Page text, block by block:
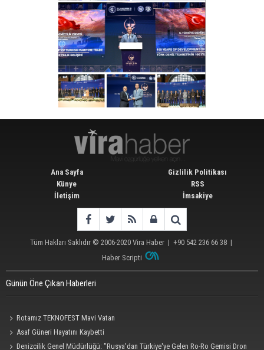
Ana Sayfa
Künye
İletişim
Gizlilik Politikası
RSS
İmsakiye
Tüm Hakları Saklıdır © 2006-2020 Vira Haber | +90 542 236 66 38 |
Haber Scripti
Günün Öne Çıkan Haberleri
Rotamız TEKNOFEST Mavi Vatan
Asaf Güneri Hayatını Kaybetti
Denizcilik Genel Müdürlüğü: "Rusya'dan Türkiye'ye Gelen Ro-Ro Gemisi Dron